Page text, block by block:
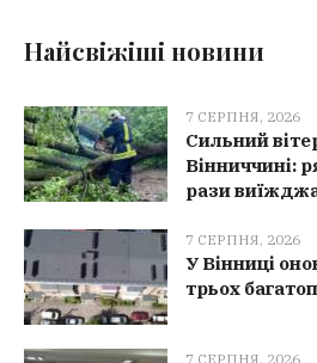
Найсвіжіші новини
7 СЕРПНЯ, 2026
Сильний
Вінниччині:
рази
7 СЕРПНЯ, 2026
У Вінниці
трьох
7 СЕРПНЯ, 2026